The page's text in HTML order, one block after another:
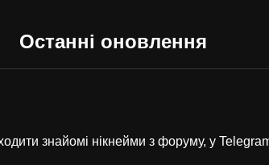
Останні оновлення
знайомі нікнейми з форуму, у